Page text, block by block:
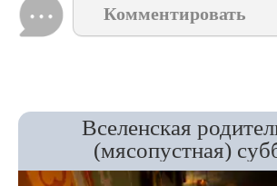
Комментировать
Вселенская
(мясопустная)